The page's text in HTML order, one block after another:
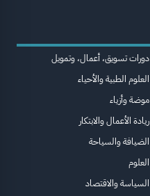
دورات تسويق، أعمال، وتمويل
العلوم الطبية والأحياء
موضة وأزياء
ريادة الأعمال والابتكار
الضيافة والسياحة
العلوم
السياسة والاقتصاد